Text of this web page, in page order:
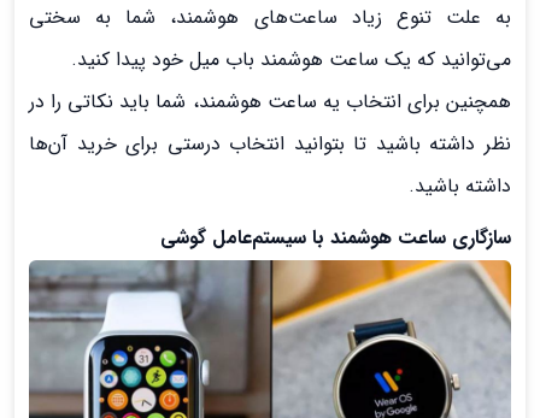
به علت تنوع زیاد ساعت‌های هوشمند، شما به سختی
می‌توانید که یک ساعت هوشمند باب میل خود پیدا کنید.
همچنین برای انتخاب یه ساعت هوشمند، شما باید نکاتی را در
نظر داشته باشید تا بتوانید انتخاب درستی برای خرید آن‌ها
داشته باشید.
سازگاری ساعت هوشمند با سیستم‌عامل گوشی